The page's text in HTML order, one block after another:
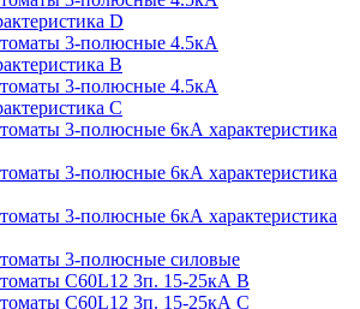
D
3-полюсные 4.5кА
В
3-полюсные 4.5кА
С
3-полюсные 6кА характеристика
3-полюсные 6кА характеристика
3-полюсные 6кА характеристика
3-полюсные силовые
C60L12 3п. 15-25кА B
C60L12 3п. 15-25кА C